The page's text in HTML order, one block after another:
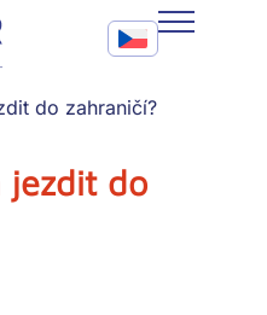
Call To Action
do zahraničí?
jezdit do